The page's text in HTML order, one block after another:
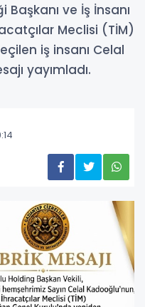
ve İş İnsanı
Meclisi (TİM)
iş insanı Celal
yayımladı.